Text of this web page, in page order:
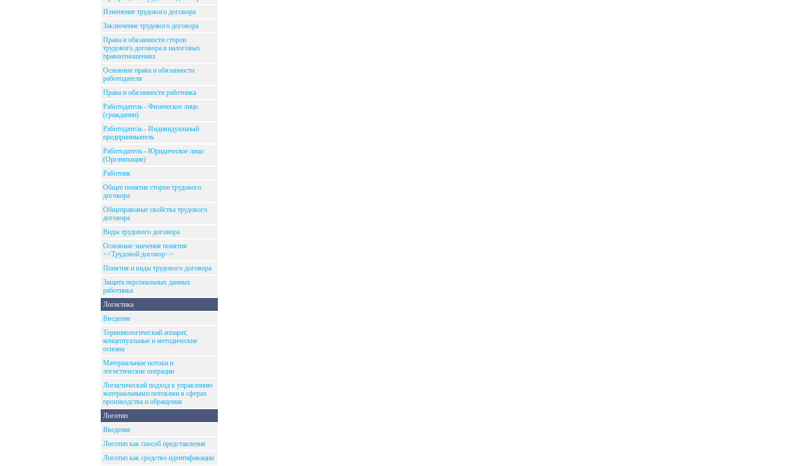
Изменение трудового договора
Заключение трудового договора
Права и обязанности сторон
трудового договора в налоговых
правоотношениях
Основные права и обязанности
работодателя
Права и обязанности работника
Работодатель - Физическое лицо
(гражданин)
Работодатель - Индивидуальный
предприниматель
Работодатель - Юридическое лицо
(Организация)
Работник
Общее понятие сторон трудового
договора
Общеправовые свойства трудового
договора
Виды трудового договора
Основные значения понятия
<<Трудовой договор>>
Понятия и виды трудового договора
Защита персональных данных
работника
Логистика
Введение
Терминологический аппарат,
концептуальные и методические
основы
Материальные потоки и
логистические операции
Логистический подход к управлению
материальными потоками в сферах
производства и обращения
Логотип
Введение
Логотип как способ представления
Логотип как средство идентификации